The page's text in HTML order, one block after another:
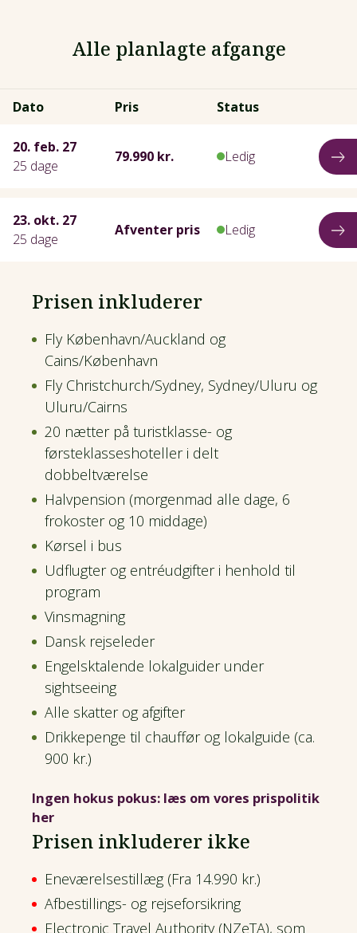
Alle planlagte afgange
Dato Pris Status
20. feb. 27
25 dage
79.990 kr. Ledig
23. okt. 27
25 dage
Afventer pris Ledig
Prisen inkluderer
Fly København/Auckland og
Cains/København
Fly Christchurch/Sydney, Sydney/Uluru og
Uluru/Cairns
20 nætter på turistklasse- og
førsteklasseshoteller i delt
dobbeltværelse
Halvpension (morgenmad alle dage, 6
frokoster og 10 middage)
Kørsel i bus
Udflugter og entréudgifter i henhold til
program
Vinsmagning
Dansk rejseleder
Engelsktalende lokalguider under
sightseeing
Alle skatter og afgifter
Drikkepenge til chauffør og lokalguide (ca.
900 kr.)
Ingen hokus pokus: læs om vores prispolitik
her
Prisen inkluderer ikke
Eneværelsestillæg (Fra 14.990 kr.)
Afbestillings- og rejseforsikring
Electronic Travel Authority (NZeTA), som